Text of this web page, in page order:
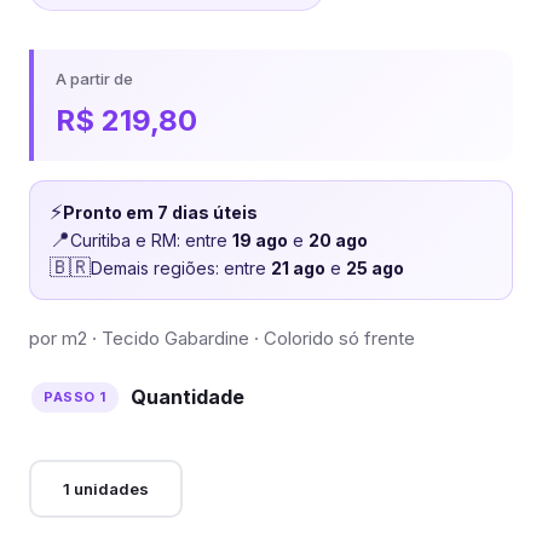
A partir de
R$ 219,80
⚡Pronto em 7 dias úteis
📍Curitiba e RM: entre 19 ago e 20 ago
🇧🇷Demais regiões: entre 21 ago e 25 ago
por m2 · Tecido Gabardine · Colorido só frente
Quantidade
1 unidades